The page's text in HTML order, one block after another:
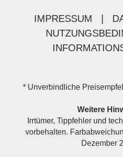
IMPRESSUM
* Unverbindliche
Weitere
Irrtümer, Tippfehler und
vorbehalten.
Dezember